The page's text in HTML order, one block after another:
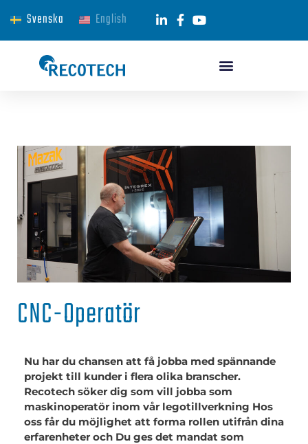
Svenska English
CNC-Operatör
Nu har du chansen att få jobba med spännande
projekt till kunder i flera olika branscher.
Recotech söker dig som vill jobba som
maskinoperatör inom vår legotillverkning Hos
oss får du möjlighet att forma rollen utifrån dina
erfarenheter och Du ges det mandat som